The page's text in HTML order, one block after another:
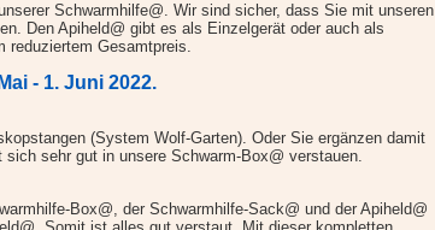
Schwarmhilfe@. Wir sind sicher, dass Sie mit unseren
Den Apiheld@ gibt es als Einzelgerät oder auch als
reduziertem Gesamtpreis.
- 1. Juni 2022.
(System Wolf-Garten). Oder Sie ergänzen damit
sich sehr gut in unsere Schwarm-Box@ verstauen.
Box@, der Schwarmhilfe-Sack@ und der Apiheld@